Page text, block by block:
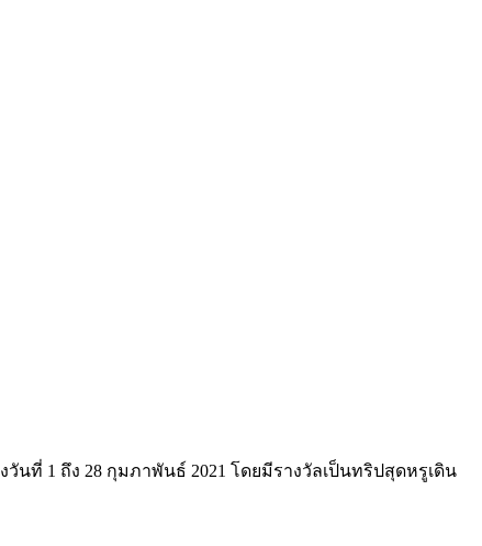
ที่ 1 ถึง 28 กุมภาพันธ์ 2021 โดยมีรางวัลเป็นทริปสุดหรูเดิน